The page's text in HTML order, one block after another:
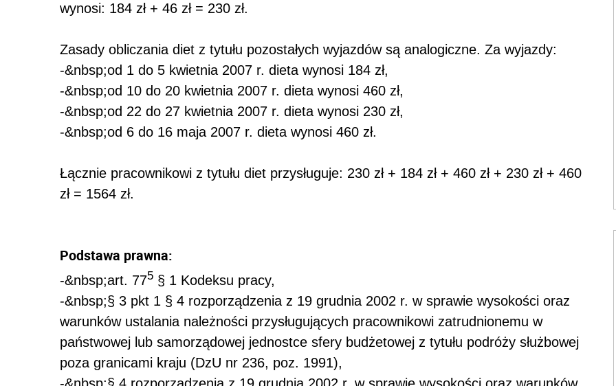
wynosi: 184 zł + 46 zł = 230 zł.
Zasady obliczania diet z tytułu pozostałych wyjazdów są analogiczne. Za wyjazdy:
-&nbsp;od 1 do 5 kwietnia 2007 r. dieta wynosi 184 zł,
-&nbsp;od 10 do 20 kwietnia 2007 r. dieta wynosi 460 zł,
-&nbsp;od 22 do 27 kwietnia 2007 r. dieta wynosi 230 zł,
-&nbsp;od 6 do 16 maja 2007 r. dieta wynosi 460 zł.
Łącznie pracownikowi z tytułu diet przysługuje: 230 zł + 184 zł + 460 zł + 230 zł + 460
zł = 1564 zł.
Podstawa prawna:
-&nbsp;art. 775 § 1 Kodeksu pracy,
-&nbsp;§ 3 pkt 1 § 4 rozporządzenia z 19 grudnia 2002 r. w sprawie wysokości oraz
warunków ustalania należności przysługujących pracownikowi zatrudnionemu w
państwowej lub samorządowej jednostce sfery budżetowej z tytułu podróży służbowej
poza granicami kraju (DzU nr 236, poz. 1991),